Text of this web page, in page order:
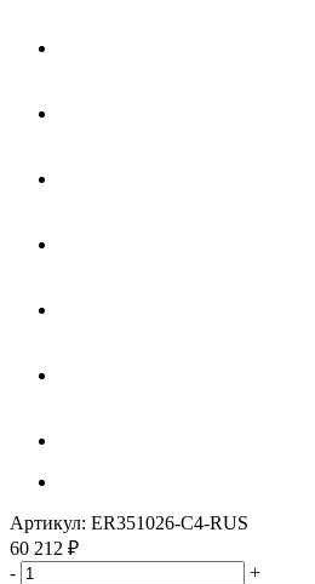
Артикул: ER351026-С4-RUS
60 212 ₽
-
+